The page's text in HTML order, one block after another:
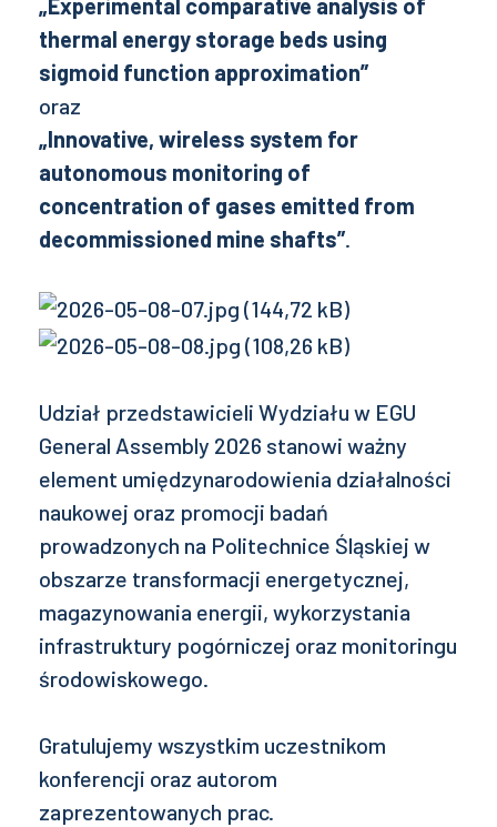
„Experimental comparative analysis of
thermal energy storage beds using
sigmoid function approximation”
oraz
„Innovative, wireless system for
autonomous monitoring of
concentration of gases emitted from
decommissioned mine shafts”.
Udział przedstawicieli Wydziału w EGU
General Assembly 2026 stanowi ważny
element umiędzynarodowienia działalności
naukowej oraz promocji badań
prowadzonych na Politechnice Śląskiej w
obszarze transformacji energetycznej,
magazynowania energii, wykorzystania
infrastruktury pogórniczej oraz monitoringu
środowiskowego.
Gratulujemy wszystkim uczestnikom
konferencji oraz autorom
zaprezentowanych prac.